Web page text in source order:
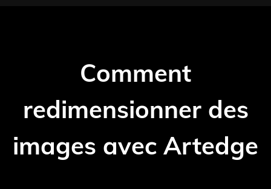
Comment
redimensionner des
images avec Artedge